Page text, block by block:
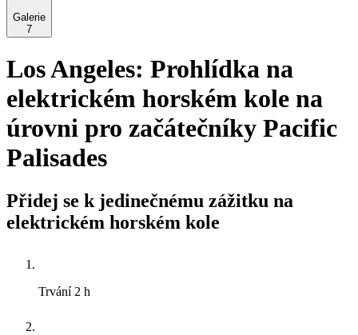
Galerie
7
Los Angeles: Prohlídka na
elektrickém horském kole na
úrovni pro začátečníky Pacific
Palisades
Přidej se k jedinečnému zážitku na
elektrickém horském kole
Trvání 2 h